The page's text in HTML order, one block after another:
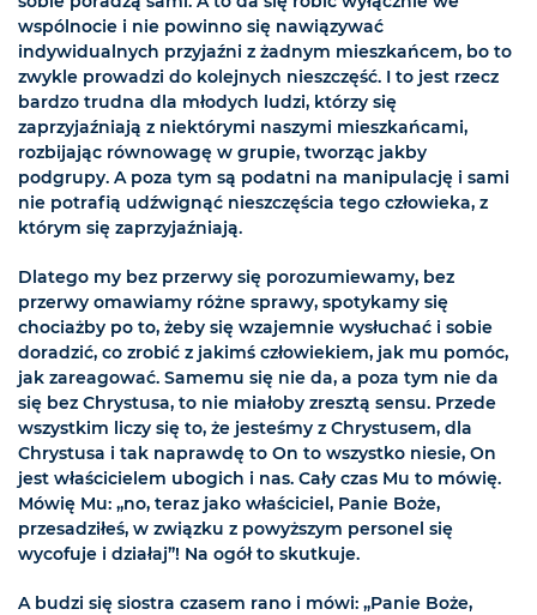
wspólnocie i nie powinno się nawiązywać
indywidualnych przyjaźni z żadnym mieszkańcem, bo to
zwykle prowadzi do kolejnych nieszczęść. I to jest rzecz
bardzo trudna dla młodych ludzi, którzy się
zaprzyjaźniają z niektórymi naszymi mieszkańcami,
rozbijając równowagę w grupie, tworząc jakby
podgrupy. A poza tym są podatni na manipulację i sami
nie potrafią udźwignąć nieszczęścia tego człowieka, z
którym się zaprzyjaźniają.
Dlatego my bez przerwy się porozumiewamy, bez
przerwy omawiamy różne sprawy, spotykamy się
chociażby po to, żeby się wzajemnie wysłuchać i sobie
doradzić, co zrobić z jakimś człowiekiem, jak mu pomóc,
jak zareagować. Samemu się nie da, a poza tym nie da
się bez Chrystusa, to nie miałoby zresztą sensu. Przede
wszystkim liczy się to, że jesteśmy z Chrystusem, dla
Chrystusa i tak naprawdę to On to wszystko niesie, On
jest właścicielem ubogich i nas. Cały czas Mu to mówię.
Mówię Mu: „no, teraz jako właściciel, Panie Boże,
przesadziłeś, w związku z powyższym personel się
wycofuje i działaj”! Na ogół to skutkuje.
A budzi się siostra czasem rano i mówi: „Panie Boże,